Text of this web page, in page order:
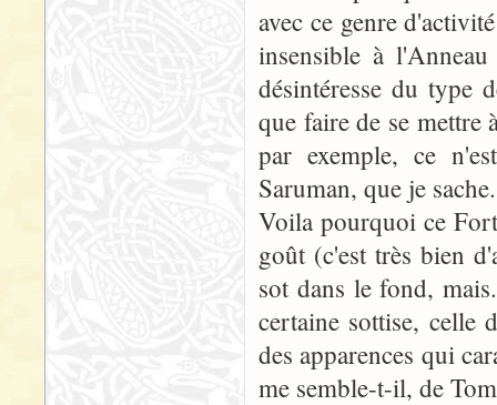
avec ce genre
insensible à
désintéresse du type
que faire de se mettre
par exemple, ce
Saruman, que je
Voila pourquoi ce
goût (c'est très bien
sot dans le fond,
certaine sottise, celle
des apparences qui
me semble-t-il, de